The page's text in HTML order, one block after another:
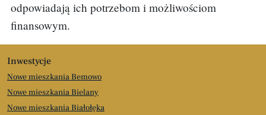
odpowiadają ich potrzebom i możliwościom
finansowym.
Inwestycje
Nowe mieszkania Bemowo
Nowe mieszkania Bielany
Nowe mieszkania Białołęka